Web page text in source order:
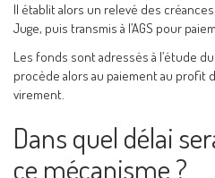
Il établit alors un relevé des
Juge, puis transmis à l’AGS pour
Les fonds sont adressés à l’étude
procède alors au paiement au profit
virement.
Dans quel délai
ce mécanisme ?